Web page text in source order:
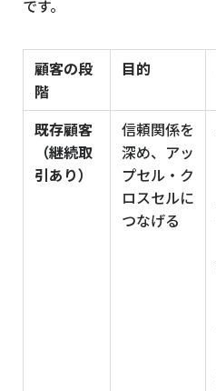
です。
顧客の段
階
目的
既存顧客
（継続取
引あり）
信頼関係を
深め、アッ
プセル・ク
ロスセルに
つなげる